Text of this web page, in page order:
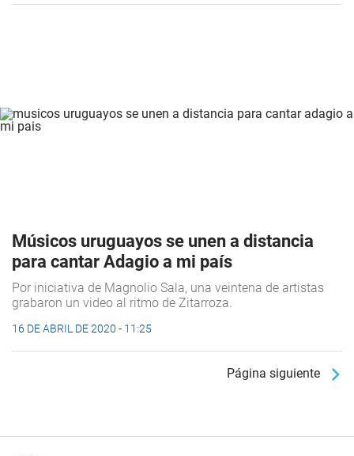
Músicos uruguayos se unen a distancia
para cantar Adagio a mi país
Por iniciativa de Magnolio Sala, una veintena de artistas
grabaron un video al ritmo de Zitarroza.
16 DE ABRIL DE 2020 - 11:25
Página siguiente